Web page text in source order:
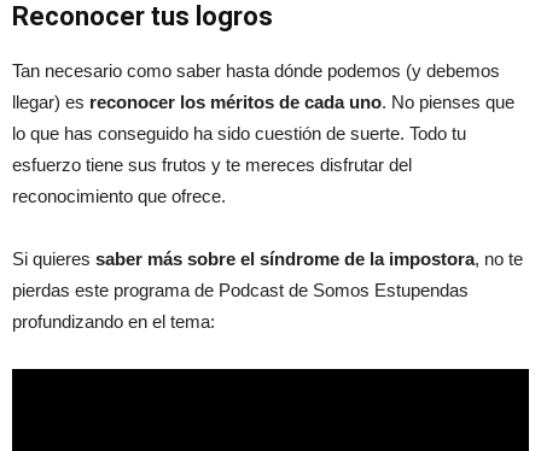
Reconocer tus logros
Tan necesario como saber hasta dónde podemos (y debemos
llegar) es reconocer los méritos de cada uno. No pienses que
lo que has conseguido ha sido cuestión de suerte. Todo tu
esfuerzo tiene sus frutos y te mereces disfrutar del
reconocimiento que ofrece.
Si quieres saber más sobre el síndrome de la impostora, no te
pierdas este programa de Podcast de Somos Estupendas
profundizando en el tema: